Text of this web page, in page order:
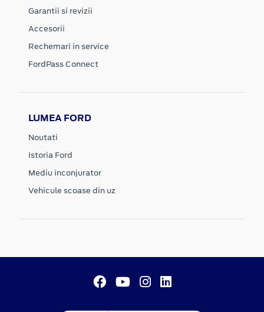
Garantii si revizii
Accesorii
Rechemari in service
FordPass Connect
LUMEA FORD
Noutati
Istoria Ford
Mediu inconjurator
Vehicule scoase din uz